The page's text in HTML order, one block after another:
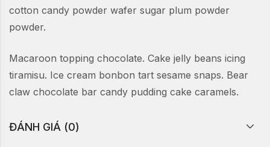
cotton candy powder wafer sugar plum powder
powder.
Macaroon topping chocolate. Cake jelly beans icing
tiramisu. Ice cream bonbon tart sesame snaps. Bear
claw chocolate bar candy pudding cake caramels.
ĐÁNH GIÁ (0)